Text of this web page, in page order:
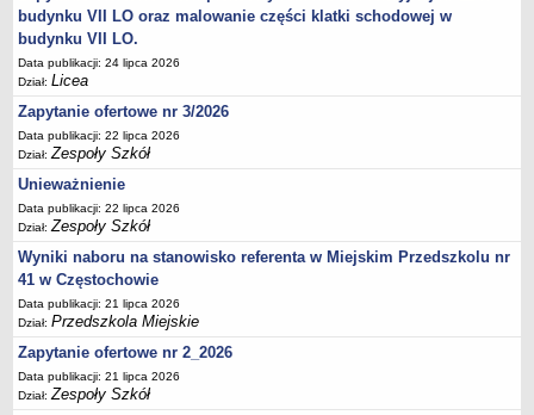
budynku VII LO oraz malowanie części klatki schodowej w
budynku VII LO.
Data publikacji: 24 lipca 2026
Dział:Licea
Zapytanie ofertowe nr 3/2026
Data publikacji: 22 lipca 2026
Dział:Zespoły Szkół
Unieważnienie
Data publikacji: 22 lipca 2026
Dział:Zespoły Szkół
Wyniki naboru na stanowisko referenta w Miejskim Przedszkolu nr
41 w Częstochowie
Data publikacji: 21 lipca 2026
Dział:Przedszkola Miejskie
Zapytanie ofertowe nr 2_2026
Data publikacji: 21 lipca 2026
Dział:Zespoły Szkół